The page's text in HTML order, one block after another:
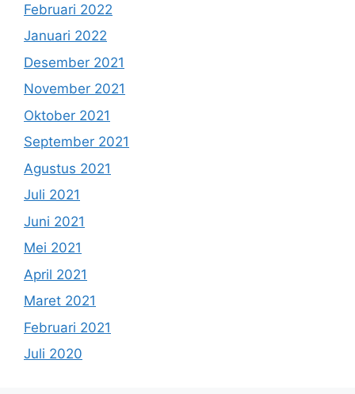
Februari 2022
Januari 2022
Desember 2021
November 2021
Oktober 2021
September 2021
Agustus 2021
Juli 2021
Juni 2021
Mei 2021
April 2021
Maret 2021
Februari 2021
Juli 2020